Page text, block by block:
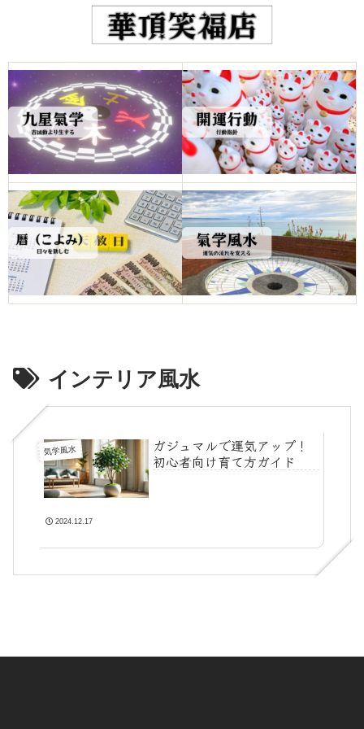
インテリア風水
気学風水
ガジュマルで運気アップ！
初心者向け育て方ガイド
2024.12.17